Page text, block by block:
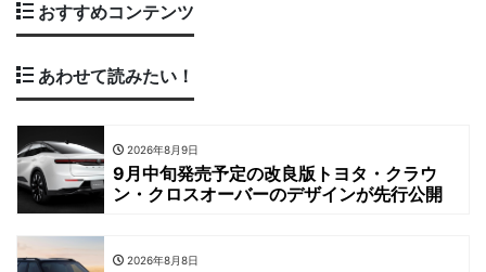
おすすめコンテンツ
あわせて読みたい！
2026年8月9日
9月中旬発売予定の改良版トヨタ・クラウ
ン・クロスオーバーのデザインが先行公開
2026年8月8日